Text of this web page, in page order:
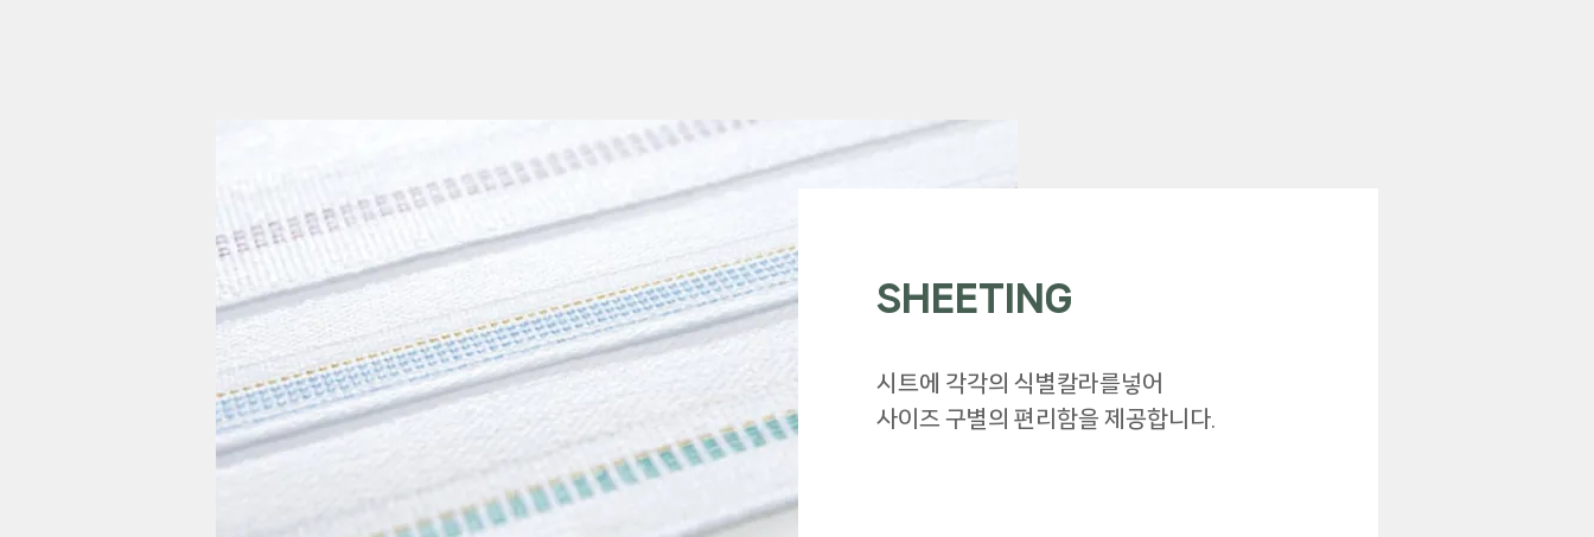
SHEETING
시트에 각각의 식별칼라를넣어
사이즈 구별의 편리함을 제공합니다.